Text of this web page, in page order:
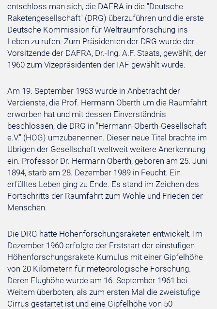
entschloss man sich, die DAFRA in die "Deutsche
Raketengesellschaft" (DRG) überzuführen und die erste
Deutsche Kommission für Weltraumforschung ins
Leben zu rufen. Zum Präsidenten der DRG wurde der
Vorsitzende der DAFRA, Dr.-Ing. A.F. Staats, gewählt, der
1960 zum Vizepräsidenten der IAF gewählt wurde.
Am 19. September 1963 wurde in Anbetracht der
Verdienste, die Prof. Hermann Oberth um die Raumfahrt
erworben hat und mit dessen Einverständnis
beschlossen, die DRG in "Hermann-Oberth-Gesellschaft
e.V." (HOG) umzubenennen. Dieser neue Titel brachte im
Übrigen der Gesellschaft weltweit weitere Anerkennung
ein. Professor Dr. Hermann Oberth, geboren am 25. Juni
1894, starb am 28. Dezember 1989 in Feucht. Ein
erfülltes Leben ging zu Ende. Es stand im Zeichen des
Fortschritts der Raumfahrt zum Wohle und Frieden der
Menschen.
Die DRG hatte Höhenforschungsraketen entwickelt. Im
Dezember 1960 erfolgte der Erststart der einstufigen
Höhenforschungsrakete Kumulus mit einer Gipfelhöhe
von 20 Kilometern für meteorologische Forschung.
Deren Flughöhe wurde am 16. September 1961 bei
Weitem überboten, als zum ersten Mal die zweistufige
Cirrus gestartet ist und eine Gipfelhöhe von 50